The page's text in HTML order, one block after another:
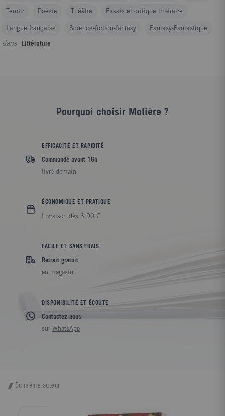
Terroir Poésie Théâtre Essais et critique littéraire
Langue française Science-fiction-fantasy Fantasy-Fantastique
dans Littérature
Pourquoi choisir Molière ?
EFFICACITÉ ET RAPIDITÉ
Commandé avant 16h
livré demain
ÉCONOMIQUE ET PRATIQUE
Livraison dès 3,90 €
FACILE ET SANS FRAIS
Retrait gratuit
en magasin
DISPONIBILITÉ ET ÉCOUTE
Contactez-nous
sur WhatsApp
Du même auteur